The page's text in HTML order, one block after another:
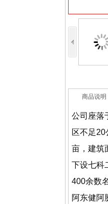
商品说明
公司座落
区不足
亩，建筑
下设七科
400余数
阿东健阿